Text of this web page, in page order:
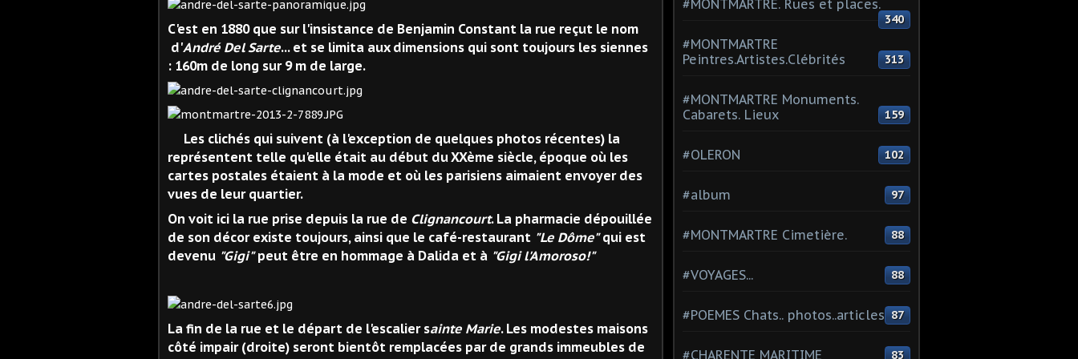
C'est en 1880 que sur l'insistance de Benjamin Constant la rue reçut le nom
d'André Del Sarte... et se limita aux dimensions qui sont toujours les siennes
: 160m de long sur 9 m de large.
Les clichés qui suivent (à l'exception de quelques photos récentes) la
représentent telle qu'elle était au début du XXème siècle, époque où les
cartes postales étaient à la mode et où les parisiens aimaient envoyer des
vues de leur quartier.
On voit ici la rue prise depuis la rue de Clignancourt. La pharmacie dépouillée
de son décor existe toujours, ainsi que le café-restaurant "Le Dôme"qui est
devenu "Gigi"peut être en hommage à Dalida et à "Gigi l'Amoroso!"
La fin de la rue et le départ de l'escalier sainte Marie. Les modestes maisons
côté impair (droite) seront bientôt remplacées par de grands immeubles de
#MONTMARTRE. Rues et places.
340
#MONTMARTRE
Peintres.Artistes.Clébrités
313
#MONTMARTRE Monuments.
Cabarets. Lieux
159
#OLERON 102
#album 97
#MONTMARTRE Cimetière. 88
#VOYAGES... 88
#POEMES Chats.. photos..articles 87
#CHARENTE MARITIME 83